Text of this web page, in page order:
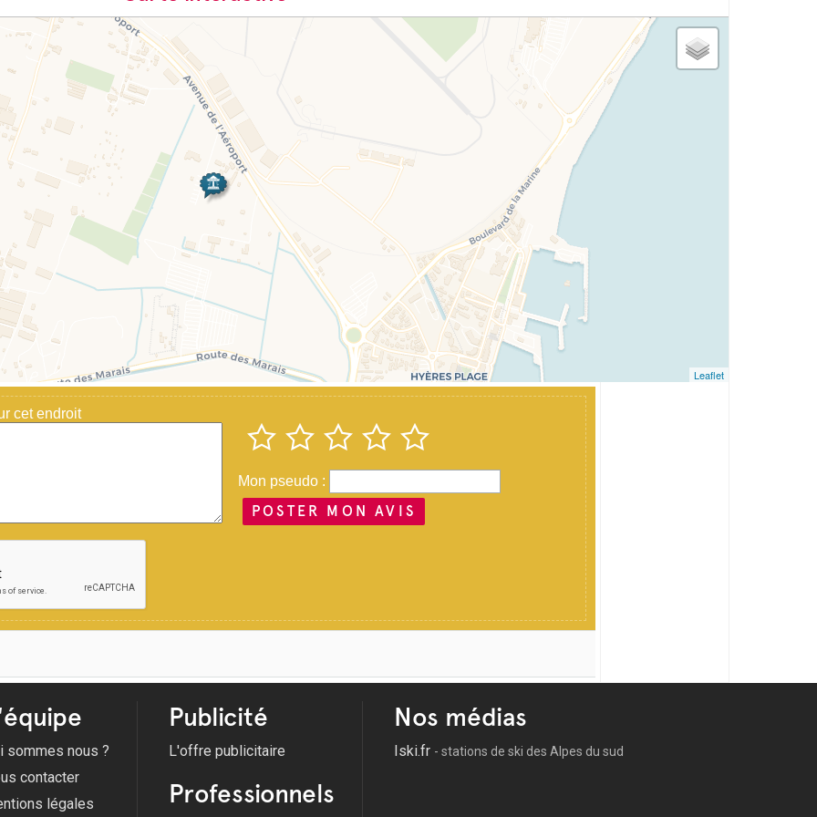
Leaflet
cet endroit
Mon pseudo :
POSTER MON AVIS
sommes nous ?
contacter
légales
Publicité
L'offre publicitaire
Professionnels
Nos médias
Iski.fr - stations de ski des Alpes du sud